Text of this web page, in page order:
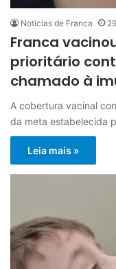
Notícias de Franca
Franca
prioritário
chamado à
A cobertura vacinal
da meta estabelecida
Leia mais »